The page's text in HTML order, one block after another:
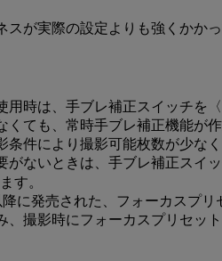
スが実際の設定よりも強くかか
用時は、手ブレ補正スイッチを
くても、常時手ブレ補正機能が
条件により撮影可能枚数が少な
がないときは、手ブレ補正スイ
す。
に発売された、フォーカスプリ
、撮影時にフォーカスプリセッ